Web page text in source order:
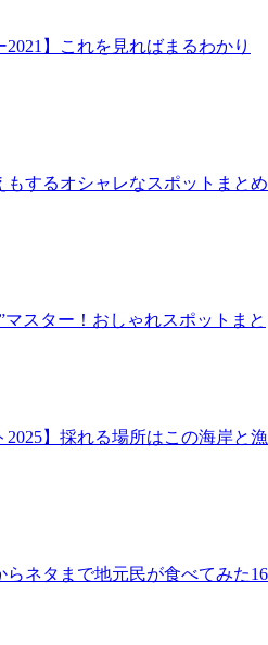
2021】これを見ればまるわかり
もするオシャレなスポットまとめ
スター！おしゃれスポットまと
2025】採れる場所はこの海岸と漁
らネタまで地元民が食べてみた16